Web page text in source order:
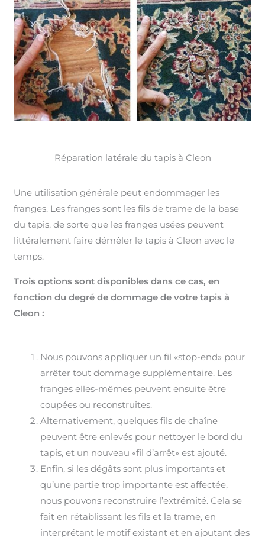
Réparation latérale du tapis à Cleon
Une utilisation générale peut endommager les
franges. Les franges sont les fils de trame de la base
du tapis, de sorte que les franges usées peuvent
littéralement faire démêler le tapis à Cleon avec le
temps.
Trois options sont disponibles dans ce cas, en
fonction du degré de dommage de votre tapis à
Cleon :
Nous pouvons appliquer un fil «stop-end» pour
arrêter tout dommage supplémentaire. Les
franges elles-mêmes peuvent ensuite être
coupées ou reconstruites.
Alternativement, quelques fils de chaîne
peuvent être enlevés pour nettoyer le bord du
tapis, et un nouveau «fil d’arrêt» est ajouté.
Enfin, si les dégâts sont plus importants et
qu’une partie trop importante est affectée,
nous pouvons reconstruire l’extrémité. Cela se
fait en rétablissant les fils et la trame, en
interprétant le motif existant et en ajoutant des